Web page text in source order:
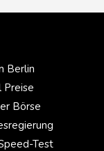
Berlin
Börse
Test